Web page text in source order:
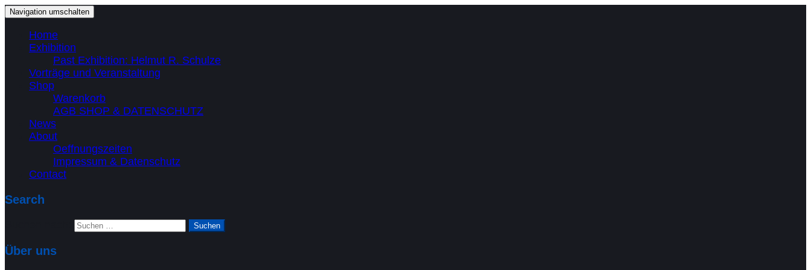
Navigation umschalten
Home
Exhibition
Past Exhibition: Helmut R. Schulze
Vorträge und Veranstaltung
Shop
Warenkorb
AGB SHOP & DATENSCHUTZ
News
About
Oeffnungszeiten
Impressum & Datenschutz
Contact
Search
Über uns